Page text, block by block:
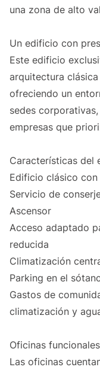
una zona de alto
Un edificio con
Este edificio
arquitectura
ofreciendo un
sedes
empresas que
Características del
Edificio clásico
Servicio de
Ascensor
Acceso adaptado
reducida
Climatización
Parking en el
Gastos de
climatización y
Oficinas
Las oficinas